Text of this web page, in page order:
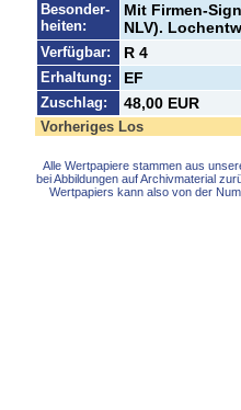
Besonder-
heiten:
Mit Firmen-
NLV).
Verfügbar: R 4
Erhaltung: EF
Zuschlag: 48,00 EUR
Vorheriges Los
Alle Wertpapiere stammen aus
bei Abbildungen auf Archivmaterial
Wertpapiers kann also von der